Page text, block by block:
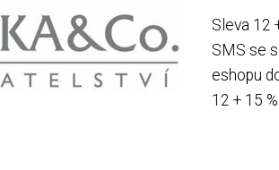
Sleva 12
SMS se
eshopu
12 + 15